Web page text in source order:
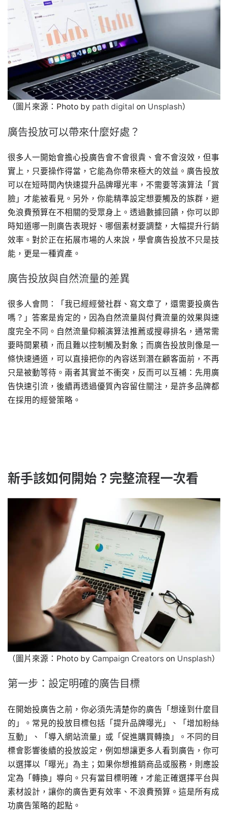
（圖片來源：Photo by path digital on Unsplash）
廣告投放可以帶來什麼好處？
很多人一開始會擔心投廣告會不會很貴、會不會沒效，但事
實上，只要操作得當，它能為你帶來極大的效益。廣告投放
可以在短時間內快速提升品牌曝光率，不需要等演算法「賞
臉」才能被看見。另外，你能精準設定想要觸及的族群，避
免浪費預算在不相關的受眾身上。透過數據回饋，你可以即
時知道哪一則廣告表現好、哪個素材要調整，大幅提升行銷
效率。對於正在拓展市場的人來說，學會廣告投放不只是技
能，更是一種資產。
廣告投放與自然流量的差異
很多人會問：「我已經經營社群、寫文章了，還需要投廣告
嗎？」答案是肯定的，因為自然流量與付費流量的效果與速
度完全不同。自然流量仰賴演算法推薦或搜尋排名，通常需
要時間累積，而且難以控制觸及對象；而廣告投放則像是一
條快速通道，可以直接把你的內容送到潛在顧客面前，不再
只是被動等待。兩者其實並不衝突，反而可以互補：先用廣
告快速引流，後續再透過優質內容留住關注，是許多品牌都
在採用的經營策略。
新手該如何開始？完整流程一次看
（圖片來源：Photo by Campaign Creators on Unsplash）
第一步：設定明確的廣告目標
在開始投廣告之前，你必須先清楚你的廣告「想達到什麼目
的」。常見的投放目標包括「提升品牌曝光」、「增加粉絲
互動」、「導入網站流量」或「促進購買轉換」。不同的目
標會影響後續的投放設定，例如想讓更多人看到廣告，你可
以選擇以「曝光」為主；如果你想推銷商品或服務，則應設
定為「轉換」導向。只有當目標明確，才能正確選擇平台與
素材設計，讓你的廣告更有效率、不浪費預算。這是所有成
功廣告策略的起點。